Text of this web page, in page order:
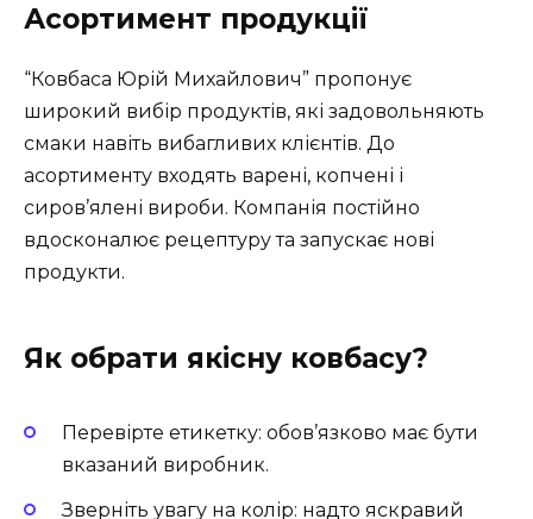
Асортимент продукції
“Ковбаса Юрій Михайлович” пропонує
широкий вибір продуктів, які задовольняють
смаки навіть вибагливих клієнтів. До
асортименту входять варені, копчені і
сиров’ялені вироби. Компанія постійно
вдосконалює рецептуру та запускає нові
продукти.
Як обрати якісну ковбасу?
Перевірте етикетку: обов’язково має бути
вказаний виробник.
Зверніть увагу на колір: надто яскравий